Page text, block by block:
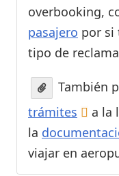
overbooking,
pasajero por si
tipo de
También
trámites
a la
la
viajar en